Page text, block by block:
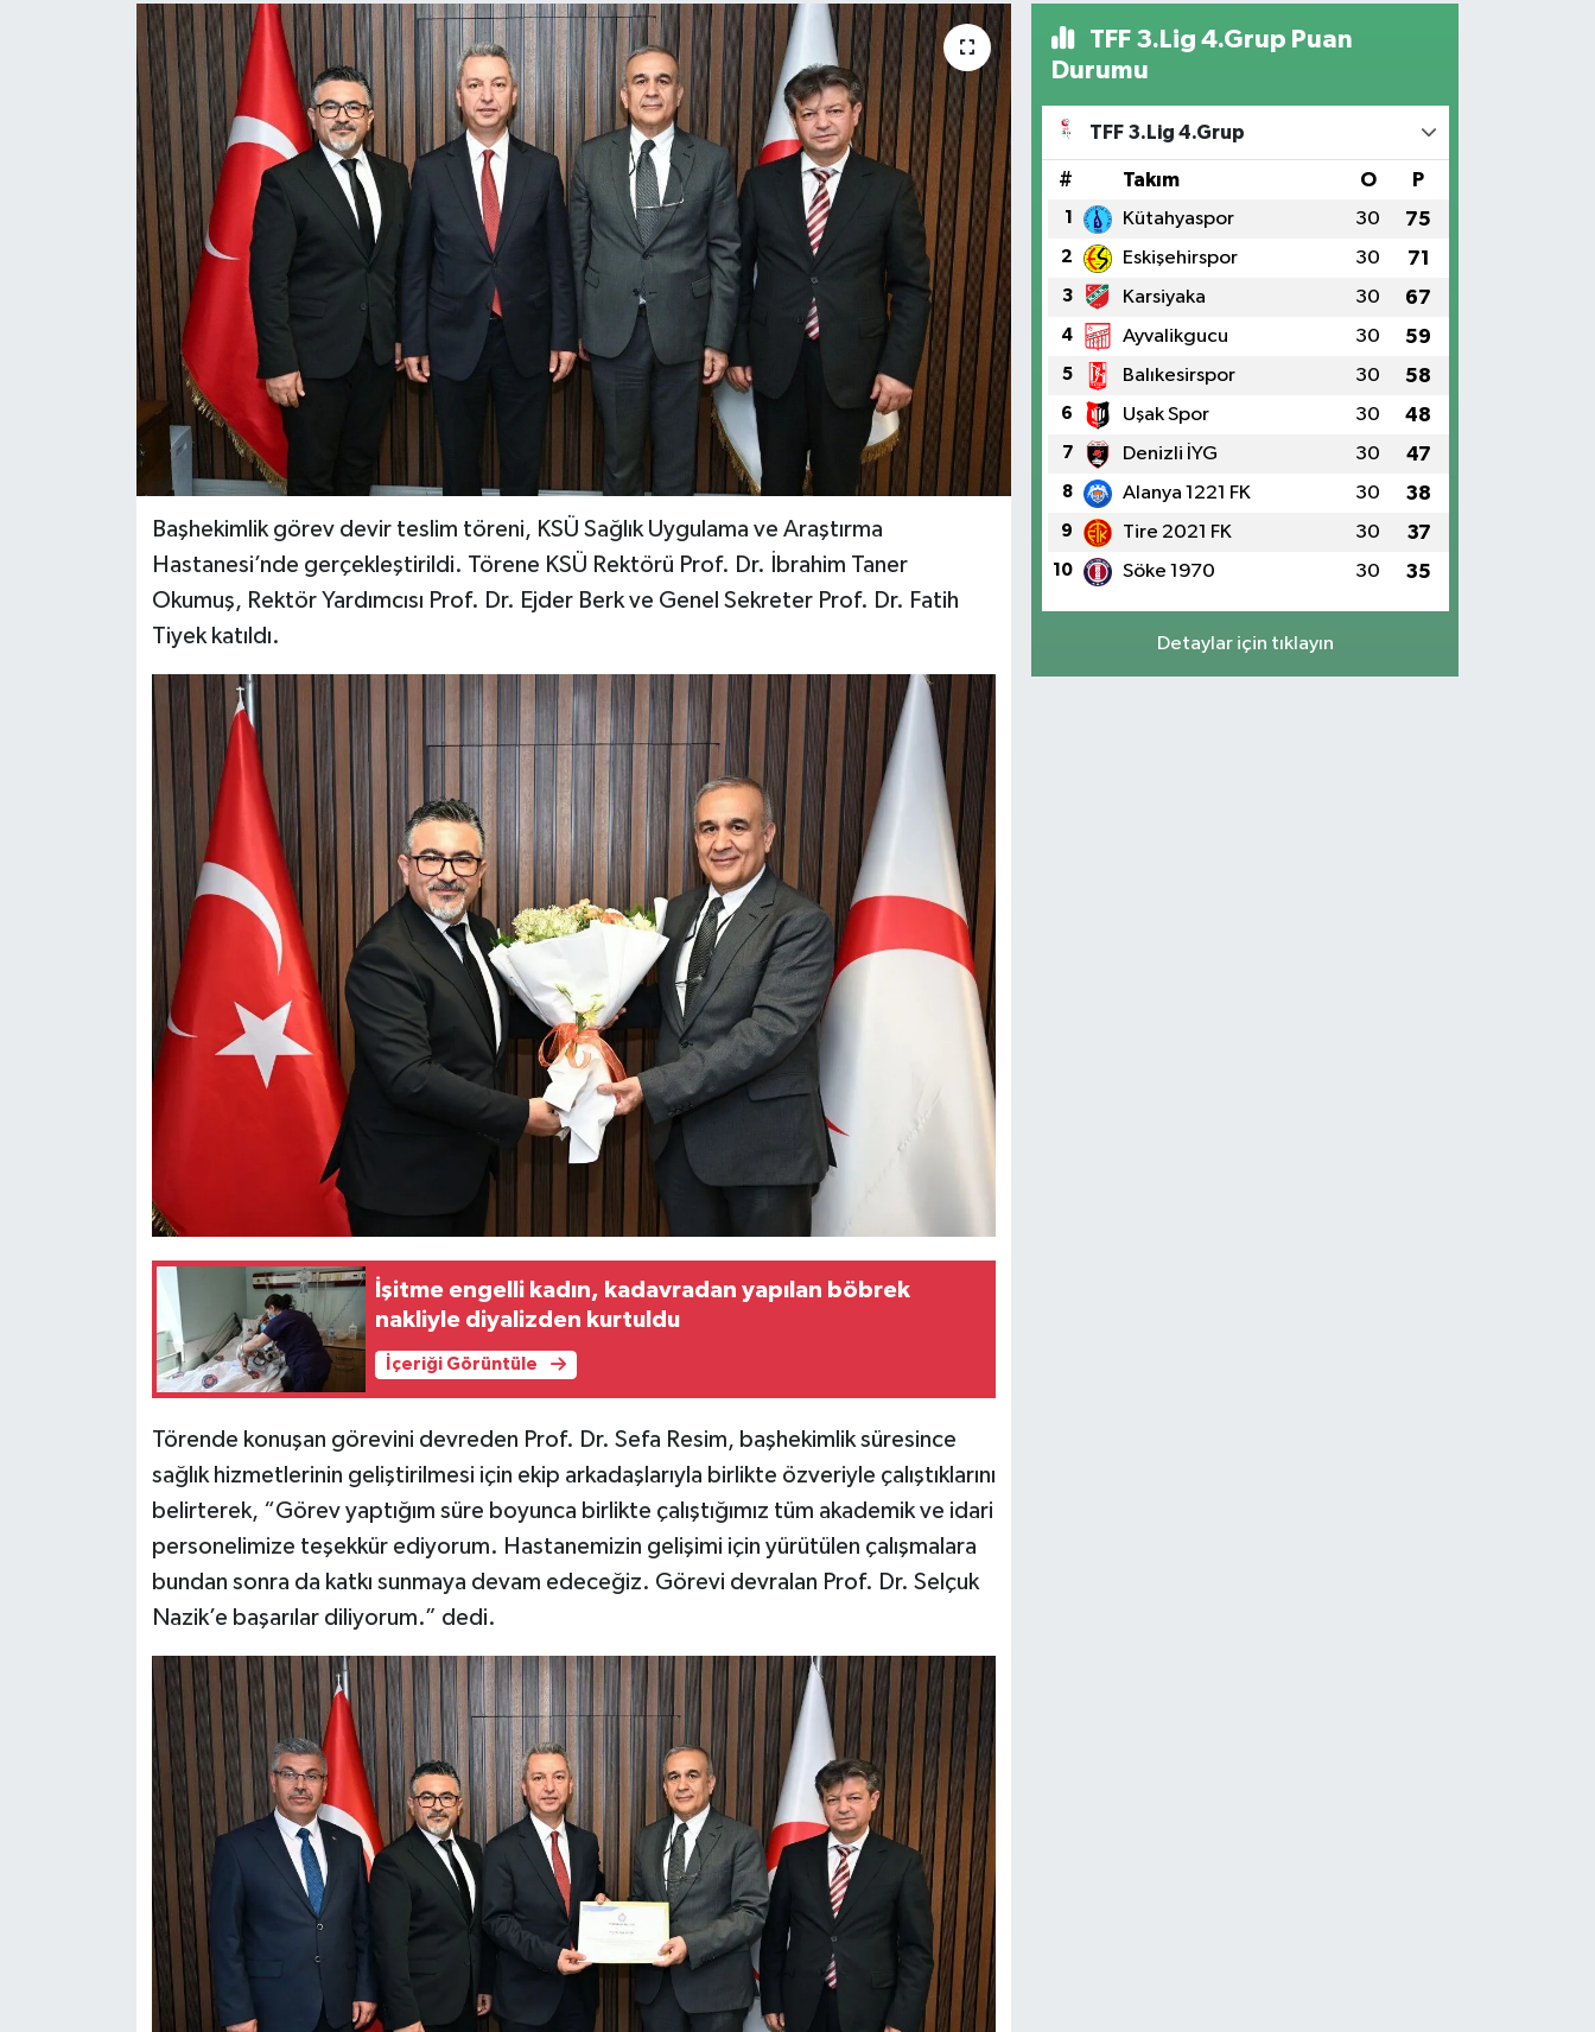
Başhekimlik görev devir teslim töreni, KSÜ Sağlık Uygulama ve Araştırma
Hastanesi’nde gerçekleştirildi. Törene KSÜ Rektörü Prof. Dr. İbrahim Taner
Okumuş, Rektör Yardımcısı Prof. Dr. Ejder Berk ve Genel Sekreter Prof. Dr. Fatih
Tiyek katıldı.
İşitme engelli kadın, kadavradan yapılan böbrek
nakliyle diyalizden kurtuldu
İçeriği Görüntüle
Törende konuşan görevini devreden Prof. Dr. Sefa Resim, başhekimlik süresince
sağlık hizmetlerinin geliştirilmesi için ekip arkadaşlarıyla birlikte özveriyle çalıştıklarını
belirterek, “Görev yaptığım süre boyunca birlikte çalıştığımız tüm akademik ve idari
personelimize teşekkür ediyorum. Hastanemizin gelişimi için yürütülen çalışmalara
bundan sonra da katkı sunmaya devam edeceğiz. Görevi devralan Prof. Dr. Selçuk
Nazik’e başarılar diliyorum.” dedi.
TFF 3.Lig 4.Grup Puan
Durumu
TFF 3.Lig 4.Grup
# Takım O P
1 Kütahyaspor 30 75
2 Eskişehirspor 30 71
3 Karsiyaka 30 67
4 Ayvalikgucu 30 59
5 Balıkesirspor 30 58
6 Uşak Spor 30 48
7 Denizli İYG 30 47
8 Alanya 1221 FK 30 38
9 Tire 2021 FK 30 37
10 Söke 1970 30 35
Detaylar için tıklayın
Kültür Sanat